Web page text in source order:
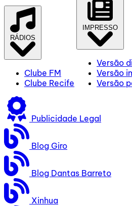
RÁDIOS
Clube FM
Clube Recife
IMPRESSO
Versão
Versão
Versão
Publicidade Legal
Blog Giro
Blog Dantas Barreto
Xinhua